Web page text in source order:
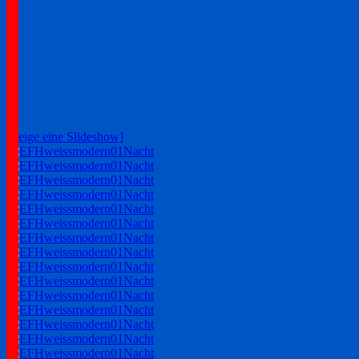
[Zeige eine Slideshow]